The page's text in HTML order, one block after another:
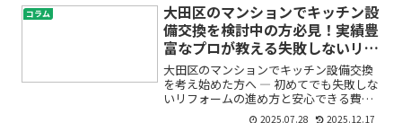
コラム
大田区のマンションでキッチン設
備交換を検討中の方必見！実績豊
富なプロが教える失敗しないリフ
ォームのポイントと費用相場
大田区のマンションでキッチン設備交換
を考え始めた方へ ― 初めてでも失敗しな
いリフォームの進め方と安心できる費用
目安「古くなったキッチンを交換した
2025.07.28 2025.12.17